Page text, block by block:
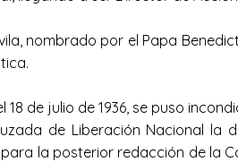
nombrado por el Papa
de julio de 1936, se puso
de Liberación Nacional la
para la posterior redacción de la